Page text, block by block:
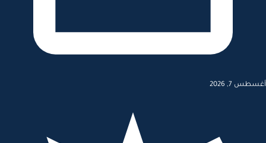
أغسطس 7, 2026